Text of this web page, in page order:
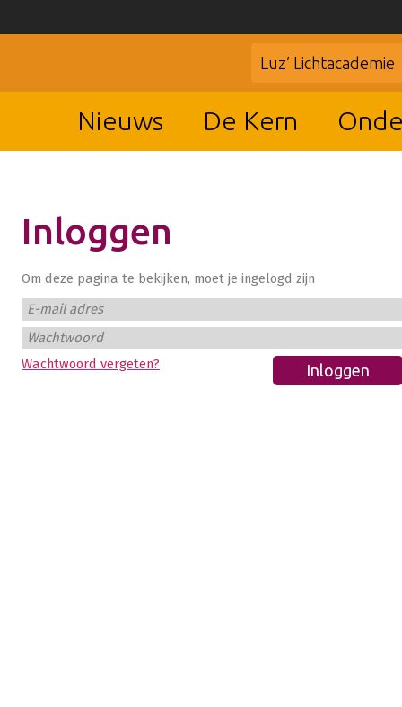
Luz’ Lichtacademie
Nieuws De Kern
Inloggen
Om deze pagina te bekijken, moet je ingelogd zijn
E-mail adres
Wachtwoord
Wachtwoord vergeten?